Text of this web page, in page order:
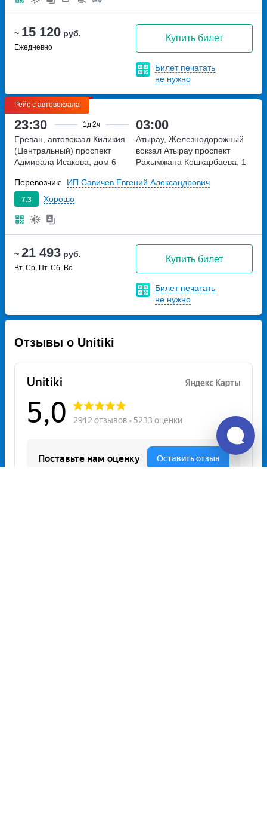
~ 15 120 руб.
Ежедневно
Купить билет
Билет печатать
не нужно
Рейс с автовокзала
23:30 1д2ч 03:00
~ 21 493 руб.
Вт, Ср, Пт, Сб, Вс
Купить билет
Билет печатать
не нужно
Ереван, автовокзал Киликия
(Центральный) проспект
Адмирала Исакова, дом 6
Атырау, Железнодорожный
вокзал Атырау проспект
Рахымжана Кошкарбаева, 1
7.3 Хорошо
Перевозчик: ИП Савичев Евгений Александрович
Отзывы о Unitiki